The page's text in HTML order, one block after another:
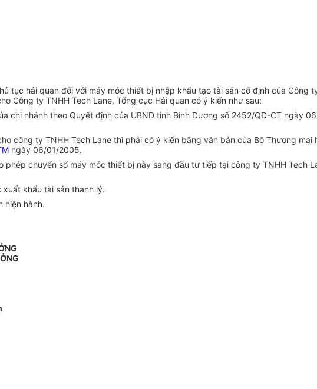
hải quan đối với máy móc thiết bị nhập khẩu tạo tài sản cố định của Công
Công ty TNHH Tech Lane, Tổng cục Hải quan có ý kiến như sau:
chi nhánh theo Quyết định của UBND tỉnh Bình Dương số 2452/QĐ-CT ngày
công ty TNHH Tech Lane thì phải có ý kiến bằng văn bản của Bộ Thương
ngày 06/01/2005.
chuyển số máy móc thiết bị này sang đầu tư tiếp tại công ty TNHH Tech
khẩu tài sản thanh lý.
hiện hành.